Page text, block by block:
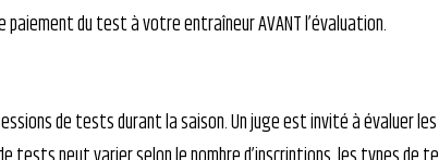
du test à votre entraîneur AVANT l’évaluation.
de tests durant la saison. Un juge est invité à évaluer